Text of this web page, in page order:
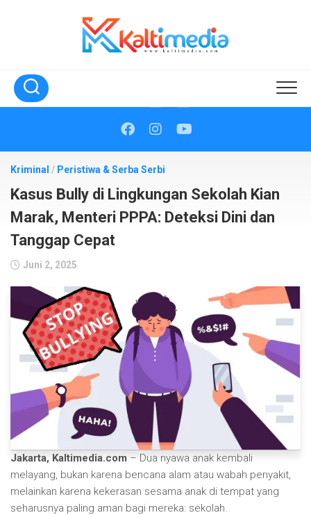
Kriminal / Peristiwa & Serba Serbi
Kasus Bully di Lingkungan Sekolah Kian
Marak, Menteri PPPA: Deteksi Dini dan
Tanggap Cepat
Juni 2, 2025
Jakarta, Kaltimedia.com – Dua nyawa anak kembali
melayang, bukan karena bencana alam atau wabah penyakit,
melainkan karena kekerasan sesama anak di tempat yang
seharusnya paling aman bagi mereka: sekolah.